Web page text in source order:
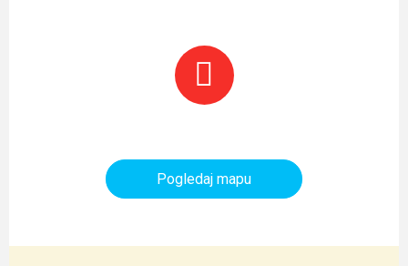
Pogledaj mapu